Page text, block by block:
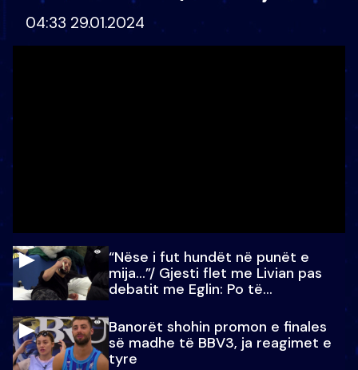
04:33 29.01.2024
“Nëse i fut hundët në punët e
mija…”/ Gjesti flet me Livian pas
debatit me Eglin: Po të
Banorët shohin promon e finales
së madhe të BBV3, ja reagimet e
tyre